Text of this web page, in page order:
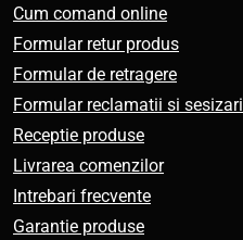
Cum comand online
Formular retur produs
Formular de retragere
Formular reclamatii si sesizari
Receptie produse
Livrarea comenzilor
Intrebari frecvente
Garantie produse